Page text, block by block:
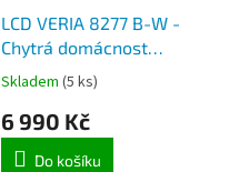
LCD VERIA 8277 B-W -
Chytrá domácnost
TuyaSmart, samostatný
monitor 7
palcový,230V/24V
adaptér, Tuya
Skladem (5 ks)
6 990 Kč
Do košíku